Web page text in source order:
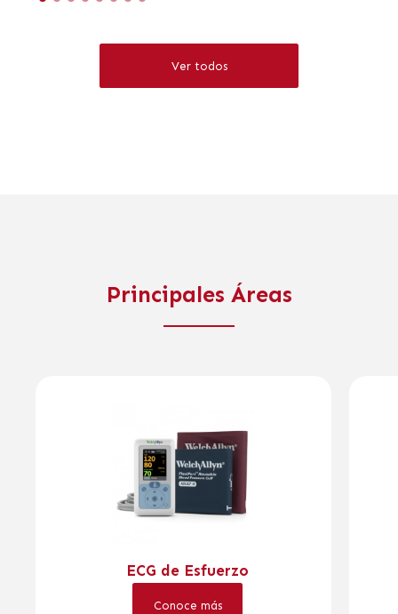
Ver todos
Principales Áreas
ECG de Esfuerzo
Conoce más